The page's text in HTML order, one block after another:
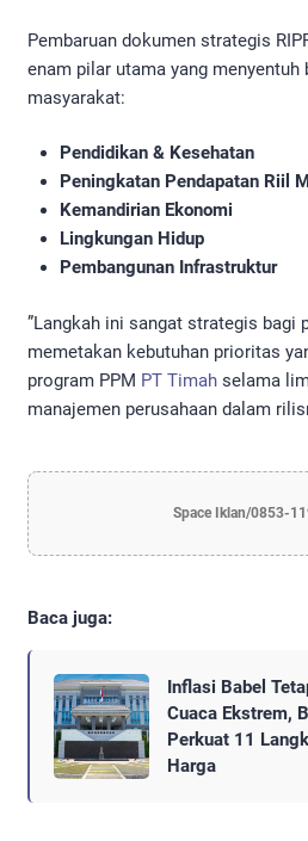
​Pembaruan dokumen strategis
enam pilar utama yang menyentuh
masyarakat:
Pendidikan & Kesehatan
Peningkatan Pendapatan Riil
Kemandirian Ekonomi
Lingkungan Hidup
Pembangunan Infrastruktur
​”Langkah ini sangat strategis bagi
memetakan kebutuhan prioritas
program PPM PT Timah selama
manajemen perusahaan dalam
Space Iklan/0853-
Baca juga:
Inflasi Babel
Cuaca Ekstrem,
Perkuat 11
Harga